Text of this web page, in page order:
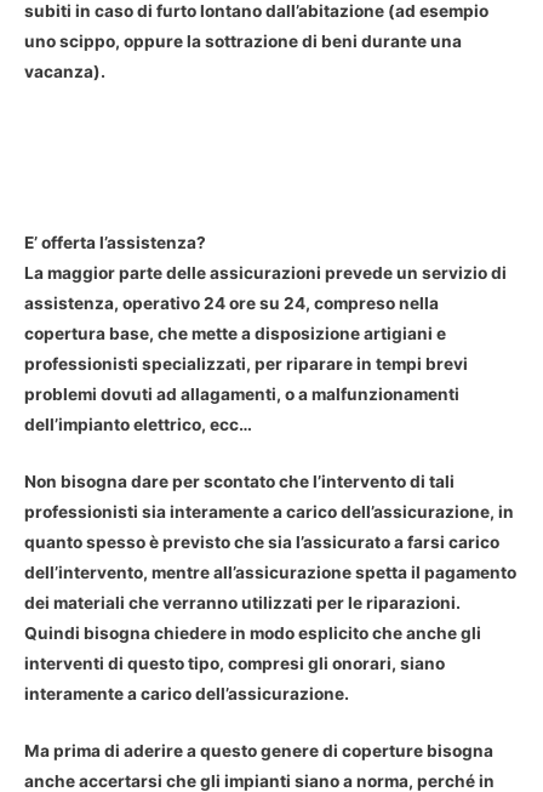
subiti in caso di furto lontano dall’abitazione (ad esempio
uno scippo, oppure la sottrazione di beni durante una
vacanza).
E’ offerta l’assistenza?
La maggior parte delle assicurazioni prevede un servizio di
assistenza, operativo 24 ore su 24, compreso nella
copertura base, che mette a disposizione artigiani e
professionisti specializzati, per riparare in tempi brevi
problemi dovuti ad allagamenti, o a malfunzionamenti
dell’impianto elettrico, ecc…
Non bisogna dare per scontato che l’intervento di tali
professionisti sia interamente a carico dell’assicurazione, in
quanto spesso è previsto che sia l’assicurato a farsi carico
dell’intervento, mentre all’assicurazione spetta il pagamento
dei materiali che verranno utilizzati per le riparazioni.
Quindi bisogna chiedere in modo esplicito che anche gli
interventi di questo tipo, compresi gli onorari, siano
interamente a carico dell’assicurazione.
Ma prima di aderire a questo genere di coperture bisogna
anche accertarsi che gli impianti siano a norma, perché in